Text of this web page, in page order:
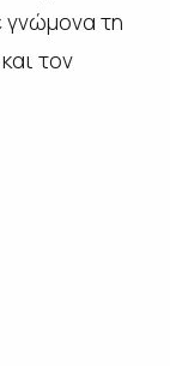
γνώμονα τη
τον